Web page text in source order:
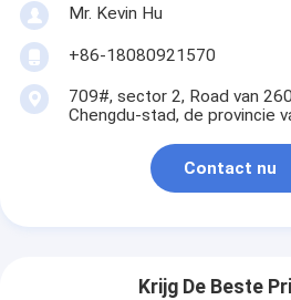
Mr. Kevin Hu
+86-18080921570
709#, sector 2, Road van
Chengdu-stad, de provincie
Contact nu
Krijg De Beste